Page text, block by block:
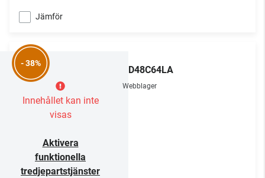
Jämför
- 38%
Innehållet kan inte
visas
Aktivera
funktionella
tredjepartstjänster
OLED48C64LA
Webblager